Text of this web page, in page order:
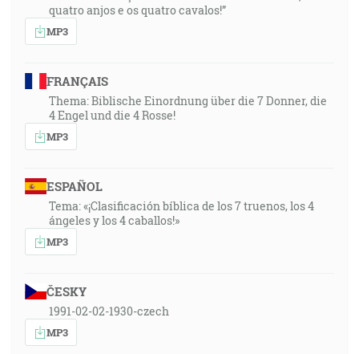
quatro anjos e os quatro cavalos!”
MP3
FRANÇAIS
Thema: Biblische Einordnung über die 7 Donner, die
4 Engel und die 4 Rosse!
MP3
ESPAÑOL
Tema: «¡Clasificación bíblica de los 7 truenos, los 4
ángeles y los 4 caballos!»
MP3
ČESKY
1991-02-02-1930-czech
MP3